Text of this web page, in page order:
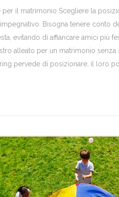
per il matrimonio Scegliere la
Bisogna tenere conto
evitando di affiancare amici più
alleato per un matrimonio
pervede di posizionare, il loro